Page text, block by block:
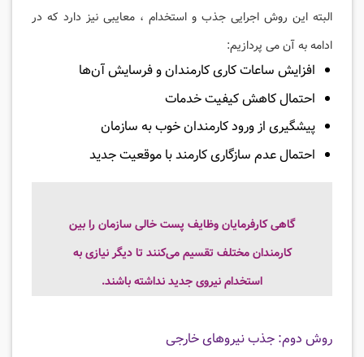
البته این روش اجرایی جذب و استخدام ، معایبی نیز دارد که در
ادامه به آن می پردازیم:
افزایش ساعات کاری کارمندان و فرسایش آن‌ها
احتمال کاهش کیفیت خدمات
پیشگیری از ورود کارمندان خوب به سازمان
احتمال عدم سازگاری کارمند با موقعیت جدید
گاهی کارفرمایان وظایف پست خالی سازمان را بین
کارمندان مختلف تقسیم می‌کنند تا دیگر نیازی به
استخدام نیروی جدید نداشته باشند.
روش دوم: جذب نیروهای خارجی